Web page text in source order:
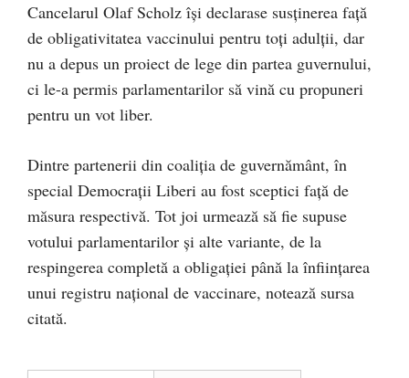
Cancelarul Olaf Scholz îşi declarase susţinerea faţă
de obligativitatea vaccinului pentru toţi adulţii, dar
nu a depus un proiect de lege din partea guvernului,
ci le-a permis parlamentarilor să vină cu propuneri
pentru un vot liber.
Dintre partenerii din coaliţia de guvernământ, în
special Democraţii Liberi au fost sceptici faţă de
măsura respectivă. Tot joi urmează să fie supuse
votului parlamentarilor şi alte variante, de la
respingerea completă a obligaţiei până la înfiinţarea
unui registru naţional de vaccinare, notează sursa
citată.